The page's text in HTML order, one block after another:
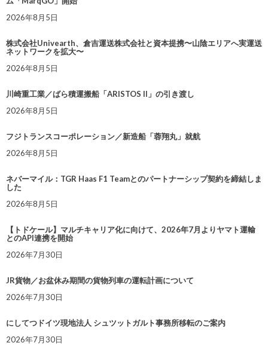
2026年8月5日
株式会社Univearth、倉吉運送株式会社と資本提携〜山陰エリアへ実運送
ネットワークを拡大〜
2026年8月5日
川崎重工業／ばら積運搬船「ARISTOS II」の引き渡し
2026年8月5日
フジトランスコーポレーション／新造船「蓉翔丸」就航
2026年8月5日
ネバーマイル：TGR Haas F1 Teamとのパートナーシップ契約を締結しま
した
2026年8月5日
【トドケール】マルチキャリア化に向けて、2026年7月よりヤマト運輸
とのAPI連携を開始
2026年7月30日
JR貨物／お盆休み期間の貨物列車の運転計画について
2026年7月30日
にしてつドイツ現地法人 シュツットガルト事務所移転のご案内
2026年7月30日